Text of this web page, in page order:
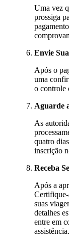
Uma vez
prossiga
Envie
Após o
uma
o controle
Aguarde
As
quatro
inscrição
Receba
Após a
suas
detalhes
entre em
assistência.